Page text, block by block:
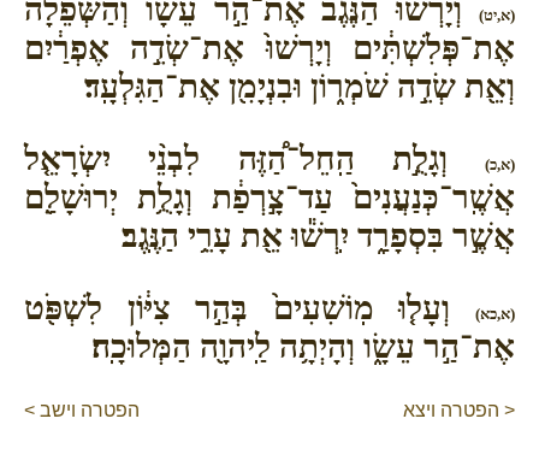
(א,יט)
וְיָרְשׁ֨וּ הַנֶּ֜גֶב אֶת־הַ֣ר עֵשָׂ֗ו וְהַשְּׁפֵלָה֙
אֶת־פְּלִשְׁתִּ֔ים וְיָרְשׁוּ֙ אֶת־שְׂדֵ֣ה אֶפְרַ֔יִם
וְאֵ֖ת שְׂדֵ֣ה שֹׁמְר֑וֹן וּבִנְיָמִ֖ן אֶת־הַגִּלְעָֽד׃
(א,כ)
וְגָלֻ֣ת הַֽחֵל־הַ֠זֶּה לִבְנֵ֨י יִשְׂרָאֵ֤ל
אֲשֶֽׁר־כְּנַעֲנִים֙ עַד־צָ֣רְפַ֔ת וְגָלֻ֥ת יְרוּשָׁלִַ֖ם
אֲשֶׁ֣ר בִּסְפָרַ֑ד יִֽרְשׁ֕וּ אֵ֖ת עָרֵ֥י הַנֶּֽגֶב׃
(א,כא)
וְעָל֤וּ מֽוֹשִׁעִים֙ בְּהַ֣ר צִיּ֔וֹן לִשְׁפֹּ֖ט
אֶת־הַ֣ר עֵשָׂ֑ו וְהָיְתָ֥ה לַֽיהוָ֖ה הַמְּלוּכָֽה׃
< הפטרה ויצא הפטרה וישב >